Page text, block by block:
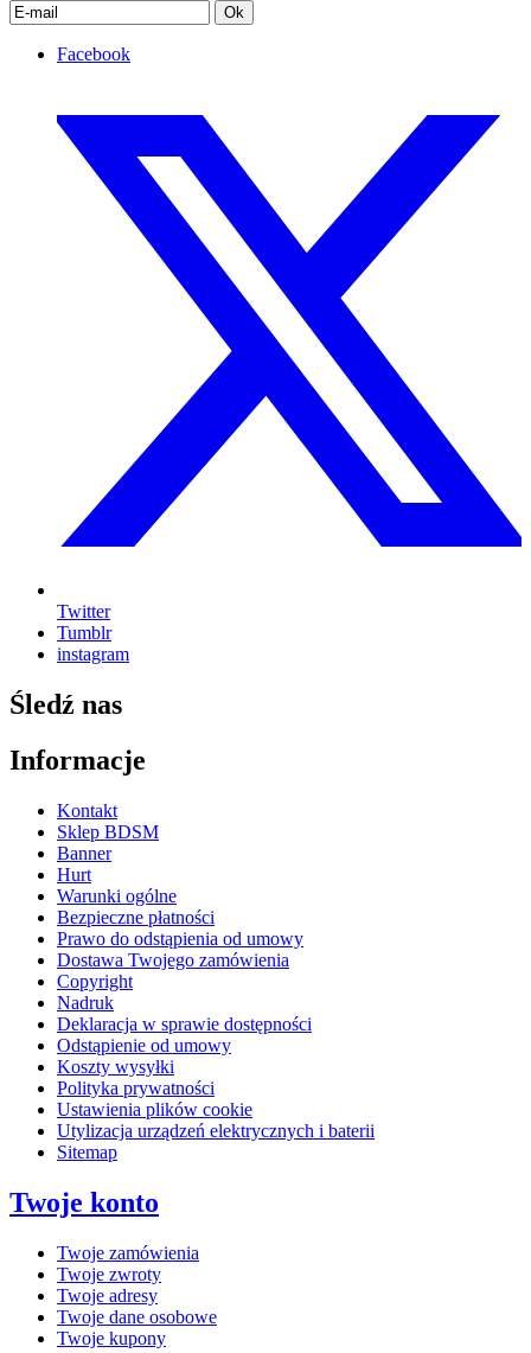
Ok
Facebook
Twitter
Tumblr
instagram
Śledź nas
Informacje
Kontakt
Sklep BDSM
Banner
Hurt
Warunki ogólne
Bezpieczne płatności
Prawo do odstąpienia od umowy
Dostawa Twojego zamówienia
Copyright
Nadruk
Deklaracja w sprawie dostępności
Odstąpienie od umowy
Koszty wysyłki
Polityka prywatności
Ustawienia plików cookie
Utylizacja urządzeń elektrycznych i baterii
Sitemap
Twoje konto
Twoje zamówienia
Twoje zwroty
Twoje adresy
Twoje dane osobowe
Twoje kupony